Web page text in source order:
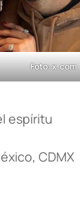
Foto: x.com
espíritu
CDMX